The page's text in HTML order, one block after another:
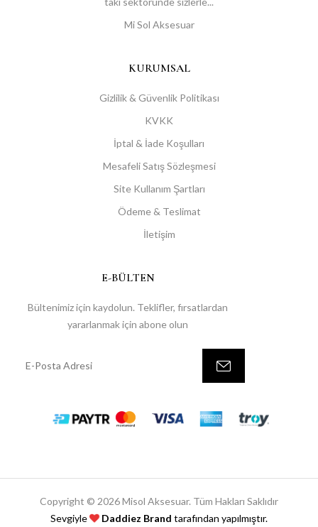
Mi Sol Aksesuar
KURUMSAL
Gizlilik & Güvenlik Politikası
KVKK
İptal & İade Koşulları
Mesafeli Satış Sözleşmesi
Site Kullanım Şartları
Ödeme & Teslimat
İletişim
E-BÜLTEN
Bültenimiz için kaydolun. Teklifler, fırsatlardan
yararlanmak için abone olun
Copyright © 2026 Misol Aksesuar. Tüm Hakları Saklıdır
Sevgiyle
Daddiez Brand tarafından yapılmıştır.